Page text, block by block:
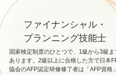
ファイナンシャル・
プランニング技能士
国家検定制度のひとつで、1級から3級ま
あります。2級以上に合格した方で日本
協会のAFP認定研修修了者は「AFP資格」